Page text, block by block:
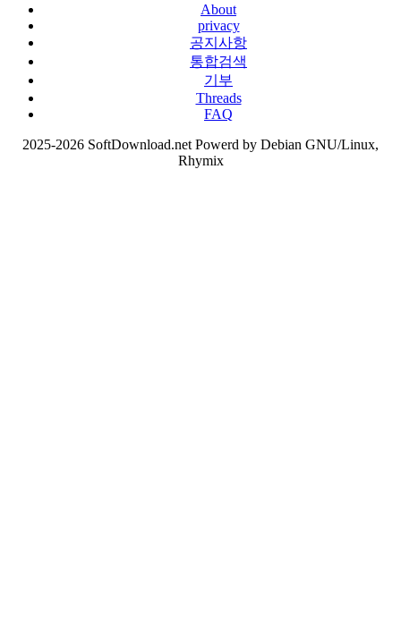
About
privacy
공지사항
통합검색
기부
Threads
FAQ
2025-2026 SoftDownload.net Powerd by Debian GNU/Linux,
Rhymix